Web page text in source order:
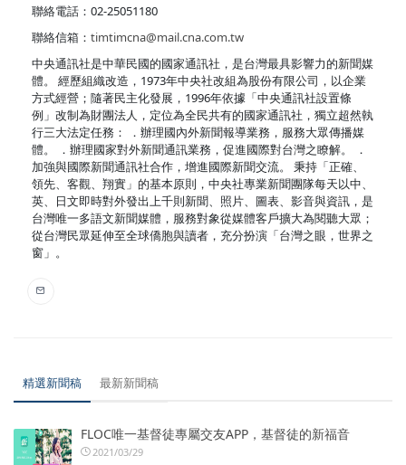
聯絡電話：02-25051180
聯絡信箱： timtimcna@mail.cna.com.tw
中央通訊社是中華民國的國家通訊社，是台灣最具影響力的新聞媒
體。 經歷組織改造，1973年中央社改組為股份有限公司，以企業
方式經營；隨著民主化發展，1996年依據「中央通訊社設置條
例」改制為財團法人，定位為全民共有的國家通訊社，獨立超然執
行三大法定任務： ．辦理國內外新聞報導業務，服務大眾傳播媒
體。 ．辦理國家對外新聞通訊業務，促進國際對台灣之瞭解。 ．
加強與國際新聞通訊社合作，增進國際新聞交流。 秉持「正確、
領先、客觀、翔實」的基本原則，中央社專業新聞團隊每天以中、
英、日文即時對外發出上千則新聞、照片、圖表、影音與資訊，是
台灣唯一多語文新聞媒體，服務對象從媒體客戶擴大為閱聽大眾；
從台灣民眾延伸至全球僑胞與讀者，充分扮演「台灣之眼，世界之
窗」。
精選新聞稿 最新新聞稿
FLOC唯一基督徒專屬交友APP，基督徒的新福音
2021/03/29